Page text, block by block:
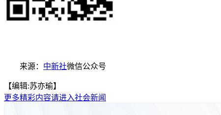
来源： 中新社微信公众号
【编辑:苏亦瑜】
更多精彩内容请进入社会新闻